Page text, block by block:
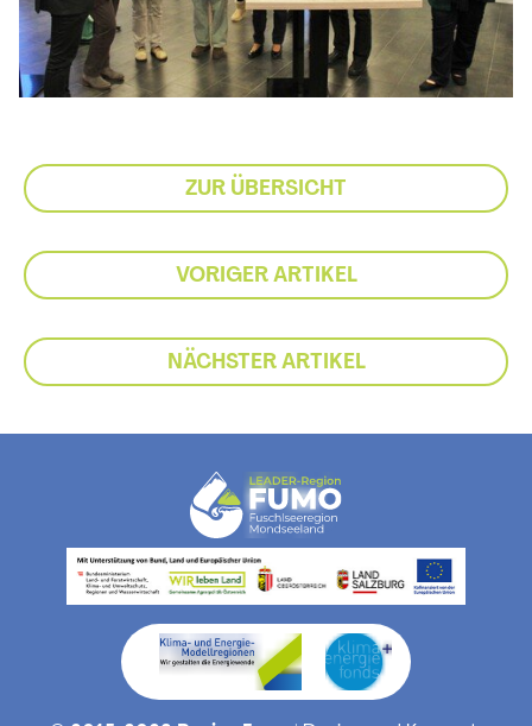
ZUR ÜBERSICHT
VORIGER ARTIKEL
NÄCHSTER ARTIKEL